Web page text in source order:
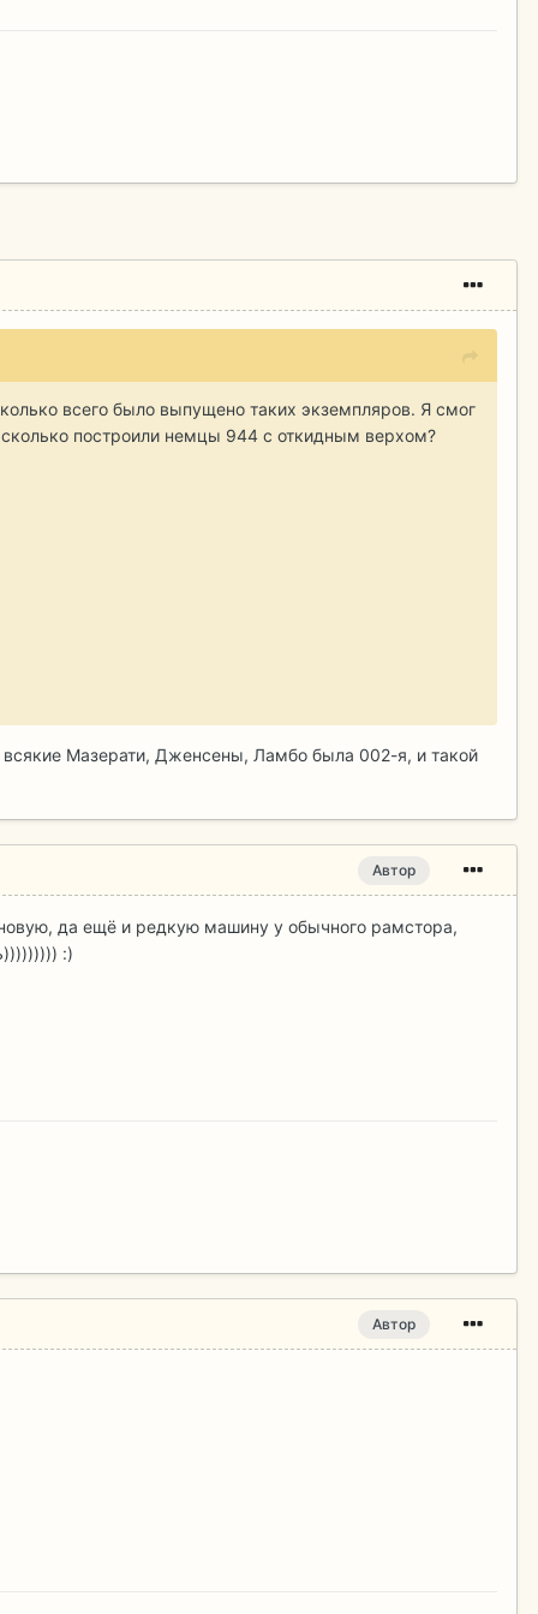
всего было выпущено таких экземпляров. Я смог
построили немцы 944 с откидным верхом?
всякие Мазерати, Дженсены, Ламбо была 002-я, и такой
Автор
да ещё и редкую машину у обычного рамстора,
:)
Автор